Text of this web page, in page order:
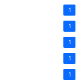
1
1
1
1
1